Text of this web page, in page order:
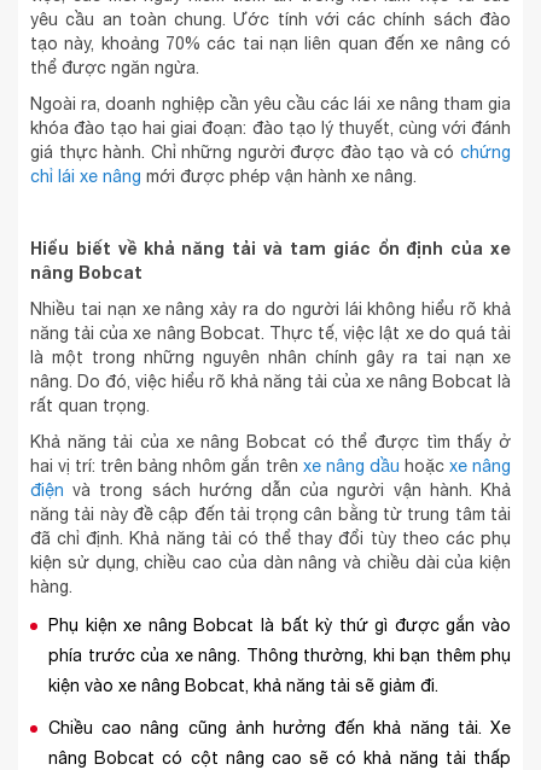
yêu cầu an toàn chung. Ước tính với các chính sách đào
tạo này, khoảng 70% các tai nạn liên quan đến xe nâng có
thể được ngăn ngừa.
Ngoài ra, doanh nghiệp cần yêu cầu các lái xe nâng tham gia
khóa đào tạo hai giai đoạn: đào tạo lý thuyết, cùng với đánh
giá thực hành. Chỉ những người được đào tạo và có chứng
chỉ lái xe nâng mới được phép vận hành xe nâng.
Hiểu biết về khả năng tải và tam giác ổn định của xe
nâng Bobcat
Nhiều tai nạn xe nâng xảy ra do người lái không hiểu rõ khả
năng tải của xe nâng Bobcat. Thực tế, việc lật xe do quá tải
là một trong những nguyên nhân chính gây ra tai nạn xe
nâng. Do đó, việc hiểu rõ khả năng tải của xe nâng Bobcat là
rất quan trọng.
Khả năng tải của xe nâng Bobcat có thể được tìm thấy ở
hai vị trí: trên bảng nhôm gắn trên xe nâng dầu hoặc xe nâng
điện và trong sách hướng dẫn của người vận hành. Khả
năng tải này đề cập đến tải trọng cân bằng từ trung tâm tải
đã chỉ định. Khả năng tải có thể thay đổi tùy theo các phụ
kiện sử dụng, chiều cao của dàn nâng và chiều dài của kiện
hàng.
Phụ kiện xe nâng Bobcat là bất kỳ thứ gì được gắn vào
phía trước của xe nâng. Thông thường, khi bạn thêm phụ
kiện vào xe nâng Bobcat, khả năng tải sẽ giảm đi.
Chiều cao nâng cũng ảnh hưởng đến khả năng tải. Xe
nâng Bobcat có cột nâng cao sẽ có khả năng tải thấp